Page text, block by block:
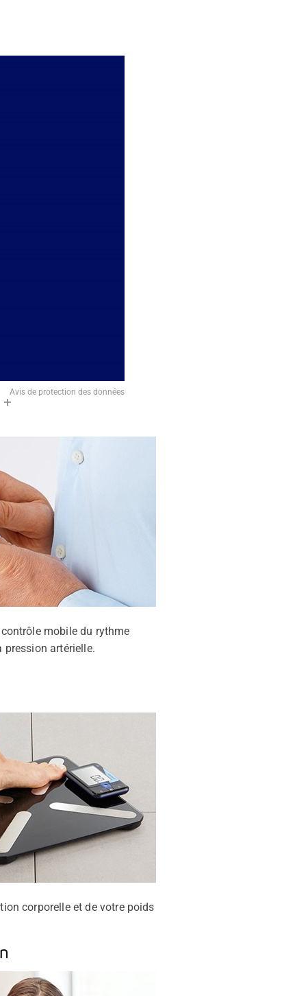
Avis de protection des données
mobile du rythme
pression artérielle.
corporelle et de votre poids